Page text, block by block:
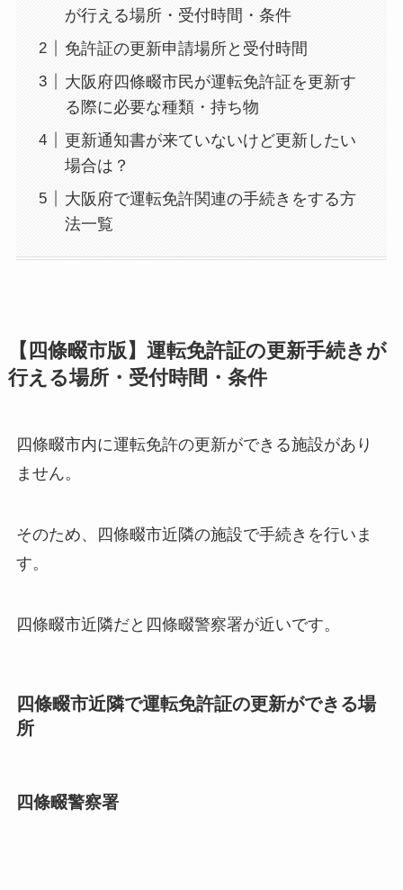
が行える場所・受付時間・条件
免許証の更新申請場所と受付時間
大阪府四條畷市民が運転免許証を更新す
る際に必要な種類・持ち物
更新通知書が来ていないけど更新したい
場合は？
大阪府で運転免許関連の手続きをする方
法一覧
【四條畷市版】運転免許証の更新手続きが
行える場所・受付時間・条件
四條畷市内に運転免許の更新ができる施設があり
ません。
そのため、四條畷市近隣の施設で手続きを行いま
す。
四條畷市近隣だと四條畷警察署が近いです。
四條畷市近隣で運転免許証の更新ができる場
所
四條畷警察署